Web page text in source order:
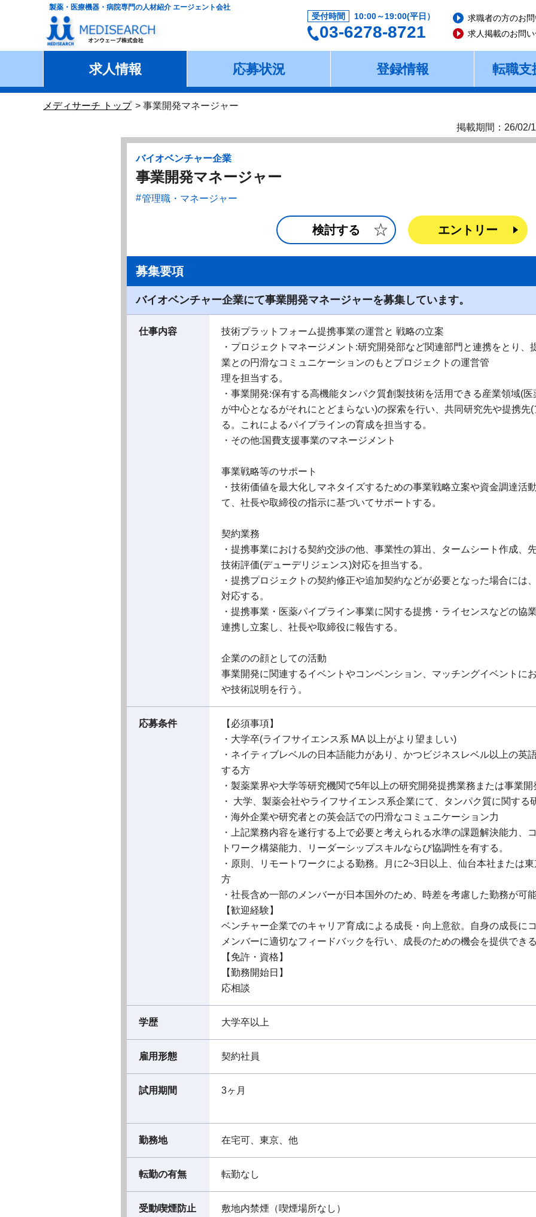
製薬・医療機器・病院専門の人材紹介 エージェント会社
受付時間 10:00～19:00(平日）
03-6278-8721
求職者の方のお
求人掲載のお問
求人情報 応募状況 登録情報 転職支
メディサーチ トップ 事業開発マネージャー
掲載期間：26/
バイオベンチャー企業
事業開発マネージャー
管理職・マネージャー
検討する エントリー
募集要項
バイオベンチャー企業にて事業開発マネージャーを募集しています。
仕事内容
技術プラットフォーム提携事業の運営と 戦略の立案
・プロジェクトマネージメント:研究開発部など関連部門と連携をとり
業との円滑なコミュニケーションのもとプロジェクトの運営管
理を担当する。
・事業開発:保有する高機能タンパク質創製技術を活用できる産業領域(
が中心となるがそれにとどまらない)の探索を行い、共同研究先や提携先
る。これによるパイプラインの育成を担当する。
・その他:国費支援事業のマネージメント
事業戦略等のサポート
・技術価値を最大化しマネタイズするための事業戦略立案や資金調達活
て、社長や取締役の指示に基づいてサポートする。
契約業務
・提携事業における契約交渉の他、事業性の算出、タームシート作成、
技術評価(デューデリジェンス)対応を担当する。
・提携プロジェクトの契約修正や追加契約などが必要となった場合には
対応する。
・提携事業・医薬パイプライン事業に関する提携・ライセンスなどの協
連携し立案し、社長や取締役に報告する。
企業のの顔としての活動
事業開発に関連するイベントやコンベンション、マッチングイベントに
や技術説明を行う。
応募条件
【必須事項】
・大学卒(ライフサイエンス系 MA 以上がより望ましい)
・ネイティブレベルの日本語能力があり、かつビジネスレベル以上の英
する方
・製薬業界や大学等研究機関で5年以上の研究開発提携業務または事業
・ 大学、製薬会社やライフサイエンス系企業にて、タンパク質に関する
・海外企業や研究者との英会話での円滑なコミュニケーション力
・上記業務内容を遂行する上で必要と考えられる水準の課題解決能力、
トワーク構築能力、リーダーシップスキルならび協調性を有する。
・原則、リモートワークによる勤務。月に2~3日以上、仙台本社または
方
・社長含め一部のメンバーが日本国外のため、時差を考慮した勤務が可
【歓迎経験】
ベンチャー企業でのキャリア育成による成長・向上意欲。自身の成長に
メンバーに適切なフィードバックを行い、成長のための機会を提供でき
【免許・資格】
【勤務開始日】
応相談
学歴 大学卒以上
雇用形態 契約社員
試用期間 3ヶ月
勤務地 在宅可、東京、他
転勤の有無 転勤なし
受動喫煙防止
敷地内禁煙（喫煙場所なし）